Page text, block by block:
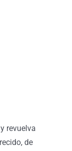
revuelva
de